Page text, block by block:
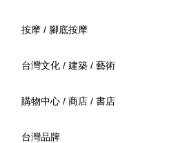
按摩 / 腳底按摩
台灣文化 / 建築 / 藝術
購物中心 / 商店 / 書店
台灣品牌